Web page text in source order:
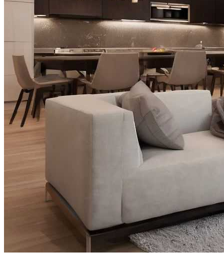
На Зубок. Главный Стоматолог РФ
Виды Материалов Для Звукоизоляции